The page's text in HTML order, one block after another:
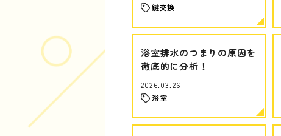
鍵交換
浴室排水のつまりの原因を
徹底的に分析！
2026.03.26
浴室